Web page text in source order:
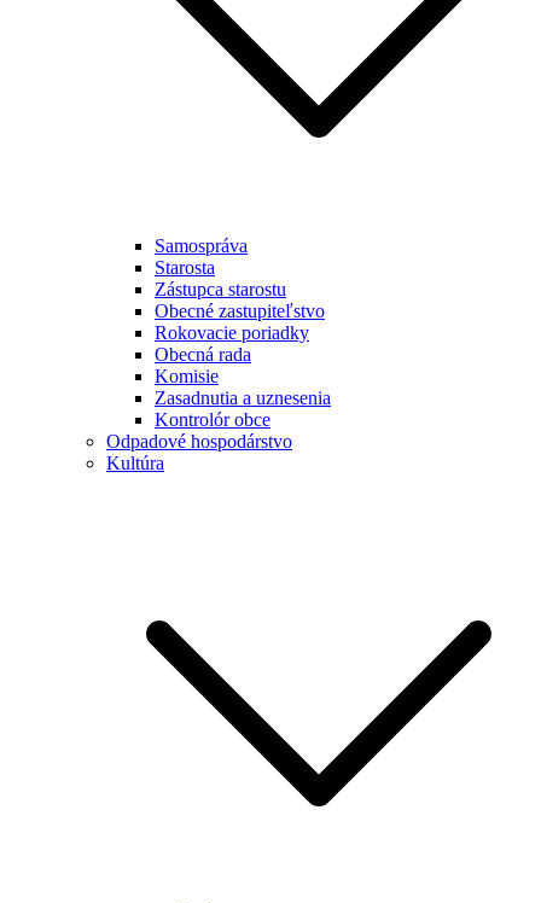
Samospráva
Starosta
Zástupca starostu
Obecné zastupiteľstvo
Rokovacie poriadky
Obecná rada
Komisie
Zasadnutia a uznesenia
Kontrolór obce
Odpadové hospodárstvo
Kultúra